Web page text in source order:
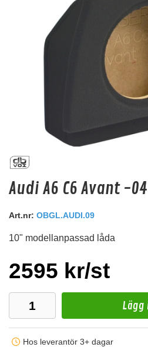
Antenn Adapter DIN
Passar Volvo
Snabblager 1-3 dagar
Audi A6 C6 Avant -
Art.nr: OBGL.AUDI.09
10" modellanpassad låda
2595 kr/st
Hos leverantör 3+ dagar